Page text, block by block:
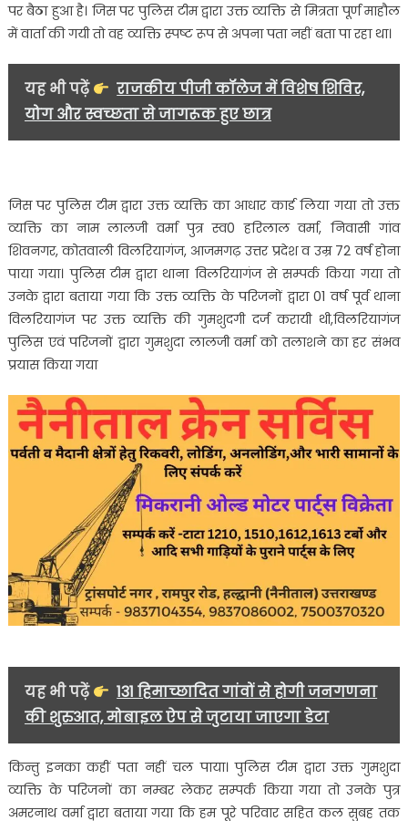
पर बैठा हुआ है। जिस पर पुलिस टीम द्वारा उक्त व्यक्ति से मित्रता पूर्ण माहौल
में वार्ता की गयी तो वह व्यक्ति स्पष्ट रूप से अपना पता नहीं बता पा रहा था।
यह भी पढ़ें
राजकीय पीजी कॉलेज में विशेष शिविर,
योग और स्वच्छता से जागरूक हुए छात्र
जिस पर पुलिस टीम द्वारा उक्त व्यक्ति का आधार कार्ड लिया गया तो उक्त
व्यक्ति का नाम लालजी वर्मा पुत्र स्व0 हरिलाल वर्मा, निवासी गांव
शिवनगर, कोतवाली विलरियागंज, आजमगढ़ उत्तर प्रदेश व उम्र 72 वर्ष होना
पाया गया। पुलिस टीम द्वारा थाना विलरियागंज से सम्पर्क किया गया तो
उनके द्वारा बताया गया कि उक्त व्यक्ति के परिजनों द्वारा 01 वर्ष पूर्व थाना
विलरियागंज पर उक्त व्यक्ति की गुमशुदगी दर्ज करायी थी,विलरियागंज
पुलिस एवं परिजनों द्वारा गुमशुदा लालजी वर्मा को तलाशने का हर संभव
प्रयास किया गया
यह भी पढ़ें
131 हिमाच्छादित गांवों से होगी जनगणना
की शुरुआत, मोबाइल ऐप से जुटाया जाएगा डेटा
किन्तु इनका कहीं पता नहीं चल पाया। पुलिस टीम द्वारा उक्त गुमशुदा
व्यक्ति के परिजनों का नम्बर लेकर सम्पर्क किया गया तो उनके पुत्र
अमरनाथ वर्मा द्वारा बताया गया कि हम पूरे परिवार सहित कल सुबह तक